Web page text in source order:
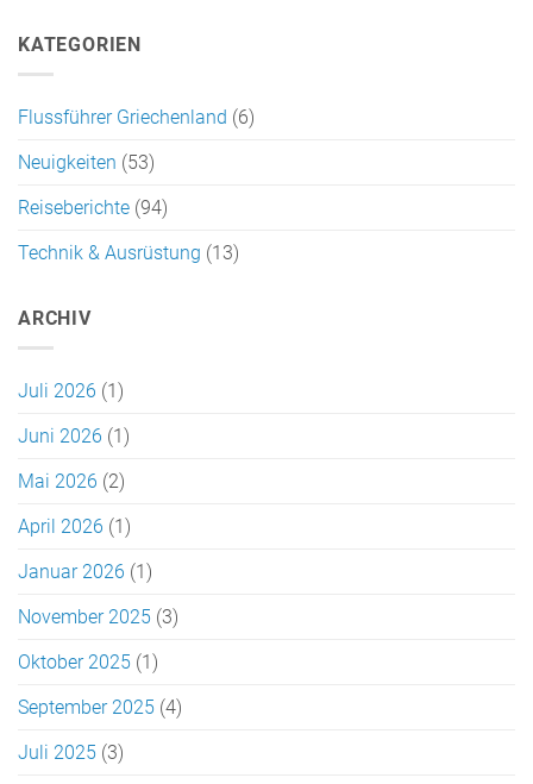
KATEGORIEN
Flussführer Griechenland (6)
Neuigkeiten (53)
Reiseberichte (94)
Technik & Ausrüstung (13)
ARCHIV
Juli 2026 (1)
Juni 2026 (1)
Mai 2026 (2)
April 2026 (1)
Januar 2026 (1)
November 2025 (3)
Oktober 2025 (1)
September 2025 (4)
Juli 2025 (3)